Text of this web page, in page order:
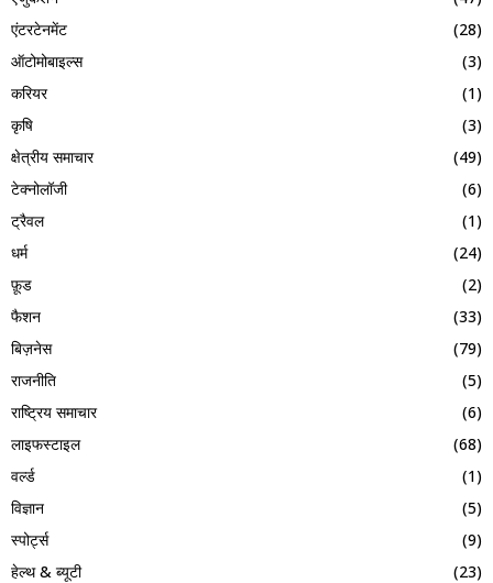
एंटरटेनमेंट
(28)
ऑटोमोबाइल्स
(3)
करियर
(1)
कृषि
(3)
क्षेत्रीय समाचार
(49)
टेक्नोलॉजी
(6)
ट्रैवल
(1)
धर्म
(24)
फ़ूड
(2)
फैशन
(33)
बिज़नेस
(79)
राजनीति
(5)
राष्ट्रिय समाचार
(6)
लाइफस्टाइल
(68)
वर्ल्ड
(1)
विज्ञान
(5)
स्पोर्ट्स
(9)
हेल्थ & ब्यूटी
(23)